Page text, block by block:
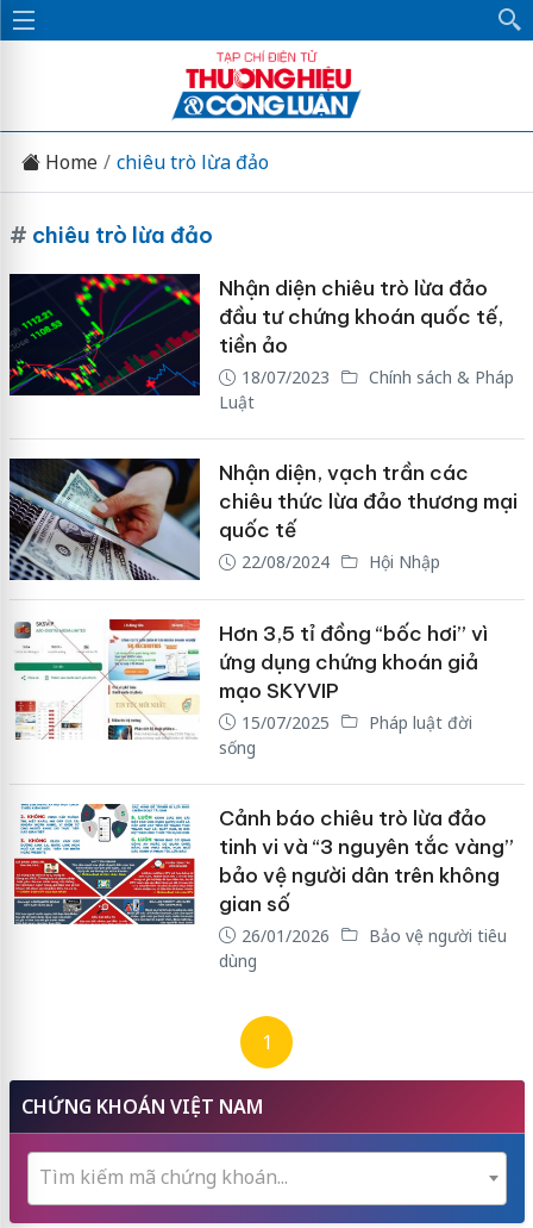
Home chiêu trò lừa đảo
# chiêu trò lừa đảo
Nhận diện chiêu trò lừa đảo
đầu tư chứng khoán quốc tế,
tiền ảo
18/07/2023
Chính sách & Pháp
Luật
Nhận diện, vạch trần các
chiêu thức lừa đảo thương mại
quốc tế
22/08/2024 Hội Nhập
Hơn 3,5 tỉ đồng “bốc hơi” vì
ứng dụng chứng khoán giả
mạo SKYVIP
15/07/2025
Pháp luật đời
sống
Cảnh báo chiêu trò lừa đảo
tinh vi và “3 nguyên tắc vàng”
bảo vệ người dân trên không
gian số
26/01/2026
Bảo vệ người tiêu
dùng
1
CHỨNG KHOÁN VIỆT NAM
Tìm kiếm mã chứng khoán...